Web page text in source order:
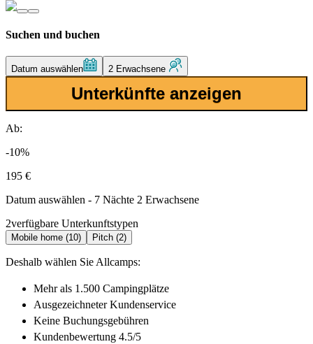
Suchen und buchen
Datum auswählen 2 Erwachsene
Unterkünfte anzeigen
Ab:
-10%
195 €
Datum auswählen - 7 Nächte 2 Erwachsene
2verfügbare Unterkunftstypen
Mobile home (10) Pitch (2)
Deshalb wählen Sie Allcamps:
Mehr als 1.500 Campingplätze
AusgezeichneterKundenservice
Keine Buchungsgebühren
Kundenbewertung 4.5/5